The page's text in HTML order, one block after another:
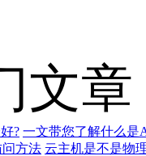
文章
? 一文带您了解什么是
方法 云主机是不是物